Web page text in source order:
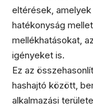
eltérések,
hatékonyság
mellékhatásokat,
igényeket is.
Ez az
hashajtó között,
alkalmazási